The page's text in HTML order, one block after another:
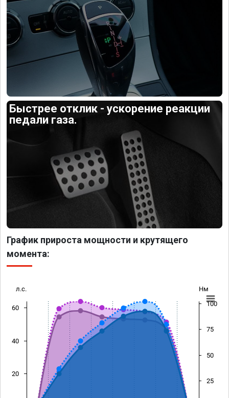
Быстрее отклик - ускорение реакции
педали газа.
График прироста мощности и крутящего
момента:
л.с. Нм
20
40
60
25
50
75
100